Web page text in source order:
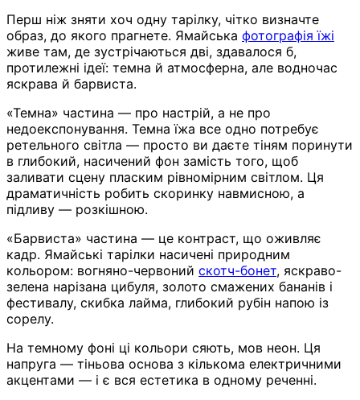
Перш ніж зняти хоч одну тарілку, чітко визначте
образ, до якого прагнете. Ямайська фотографія їжі
живе там, де зустрічаються дві, здавалося б,
протилежні ідеї: темна й атмосферна, але водночас
яскрава й барвиста.
«Темна» частина — про настрій, а не про
недоекспонування. Темна їжа все одно потребує
ретельного світла — просто ви даєте тіням поринути
в глибокий, насичений фон замість того, щоб
заливати сцену пласким рівномірним світлом. Ця
драматичність робить скоринку навмисною, а
підливу — розкішною.
«Барвиста» частина — це контраст, що оживляє
кадр. Ямайські тарілки насичені природним
кольором: вогняно-червоний скотч-бонет, яскраво-
зелена нарізана цибуля, золото смажених бананів і
фестивалу, скибка лайма, глибокий рубін напою із
сорелу.
На темному фоні ці кольори сяють, мов неон. Ця
напруга — тіньова основа з кількома електричними
акцентами — і є вся естетика в одному реченні.